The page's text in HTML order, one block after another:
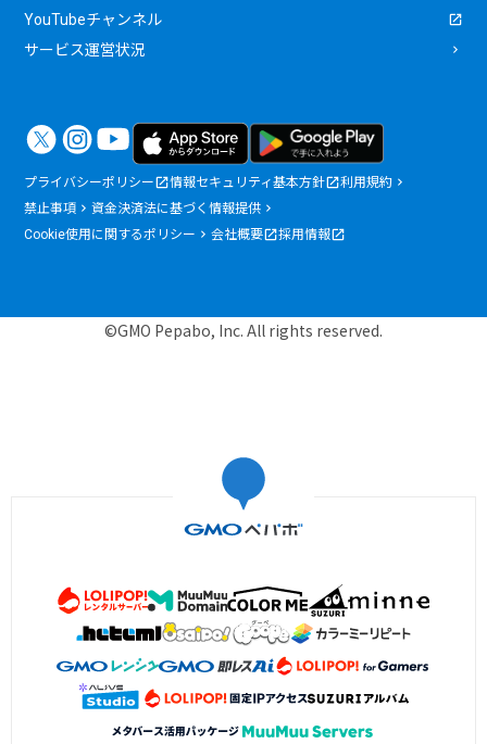
YouTubeチャンネル
サービス運営状況
プライバシーポリシー 情報セキュリティ基本方針
利用規約
禁止事項
資金決済法に基づく情報提供
Cookie使用に関するポリシー
会社概要 採用情報
©GMO Pepabo, Inc. All rights reserved.